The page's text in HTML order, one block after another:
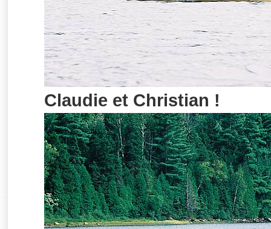
Claudie et Christian !